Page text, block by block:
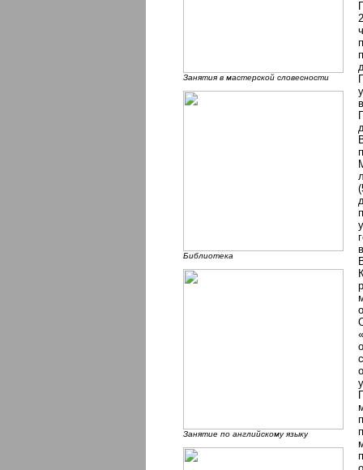
Занятия в мастерской словесности
Библиотека
Занятие по английскому языку